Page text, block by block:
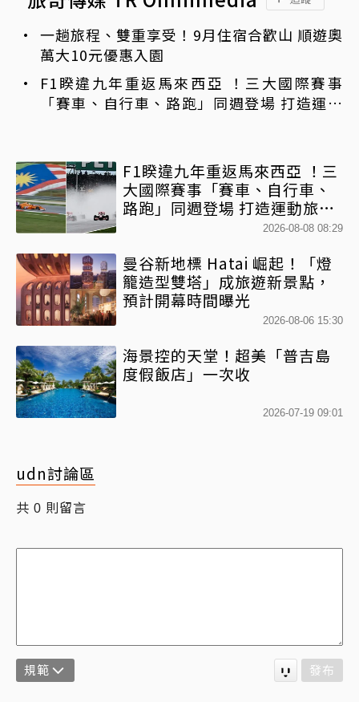
一趟旅程、雙重享受！9月住宿合歡山 順遊奧
萬大10元優惠入園
F1睽違九年重返馬來西亞 ！三大國際賽事
「賽車、自行車、路跑」同週登場 打造運動
F1睽違九年重返馬來西亞 ！三
大國際賽事「賽車、自行車、
路跑」同週登場 打造運動旅遊
2026-08-08 08:29
曼谷新地標 Hatai 崛起！「燈
籠造型雙塔」成旅遊新景點，
預計開幕時間曝光
2026-08-06 15:30
海景控的天堂！超美「普吉島
度假飯店」一次收
2026-07-19 09:01
udn討論區
共 0 則留言
規範 發布